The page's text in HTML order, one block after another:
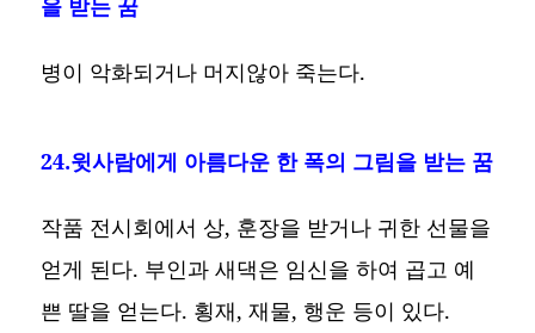
병이 악화되거나 머지않아 죽는다.
24.윗사람에게 아름다운 한 폭의 그림을 받는 꿈
작품 전시회에서 상, 훈장을 받거나 귀한 선물을
얻게 된다. 부인과 새댁은 임신을 하여 곱고 예
쁜 딸을 얻는다. 횡재, 재물, 행운 등이 있다.